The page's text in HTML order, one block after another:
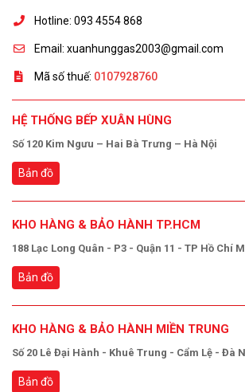
Hotline: 093 4554 868
Email: xuanhunggas2003@gmail.com
Mã số thuế: 0107928760
HỆ THỐNG BẾP XUÂN HÙNG
Số 120 Kim Ngưu – Hai Bà Trưng – Hà Nội
Bản đồ
KHO HÀNG & BẢO HÀNH TP.HCM
188 Lạc Long Quân - P3 - Quận 11 - TP Hồ Chí
Bản đồ
KHO HÀNG & BẢO HÀNH MIỀN TRUNG
Số 20 Lê Đại Hành - Khuê Trung - Cẩm Lệ - Đà
Bản đồ